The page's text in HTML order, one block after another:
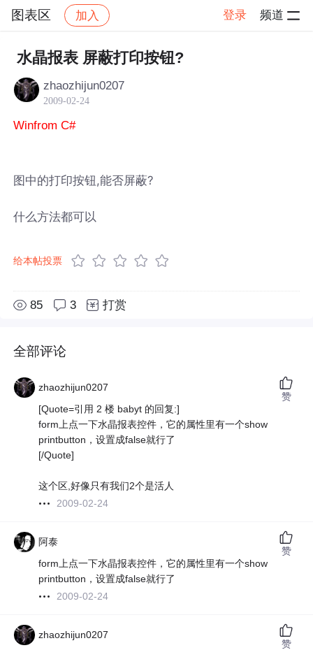
图表区 加入 登录 频道
社区 图表区 帖子详情
水晶报表 屏蔽打印按钮?
zhaozhijun0207
2009-02-24
Winfrom C#
图中的打印按钮,能否屏蔽?
什么方法都可以
给本帖投票
85 3 打赏
全部评论
zhaozhijun0207
[Quote=引用 2 楼 babyt 的回复:]
form上点一下水晶报表控件，它的属性里有一个show
printbutton，设置成false就行了
[/Quote]
这个区,好像只有我们2个是活人
2009-02-24
赞
阿泰
form上点一下水晶报表控件，它的属性里有一个show
printbutton，设置成false就行了
2009-02-24
赞
zhaozhijun0207
赞